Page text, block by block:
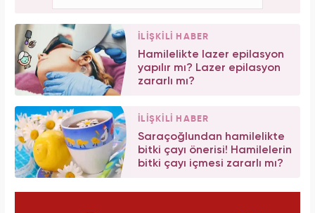
İLİŞKİLİ HABER
Hamilelikte lazer epilasyon
yapılır mı? Lazer epilasyon
zararlı mı?
İLİŞKİLİ HABER
Saraçoğlundan hamilelikte
bitki çayı önerisi! Hamilelerin
bitki çayı içmesi zararlı mı?